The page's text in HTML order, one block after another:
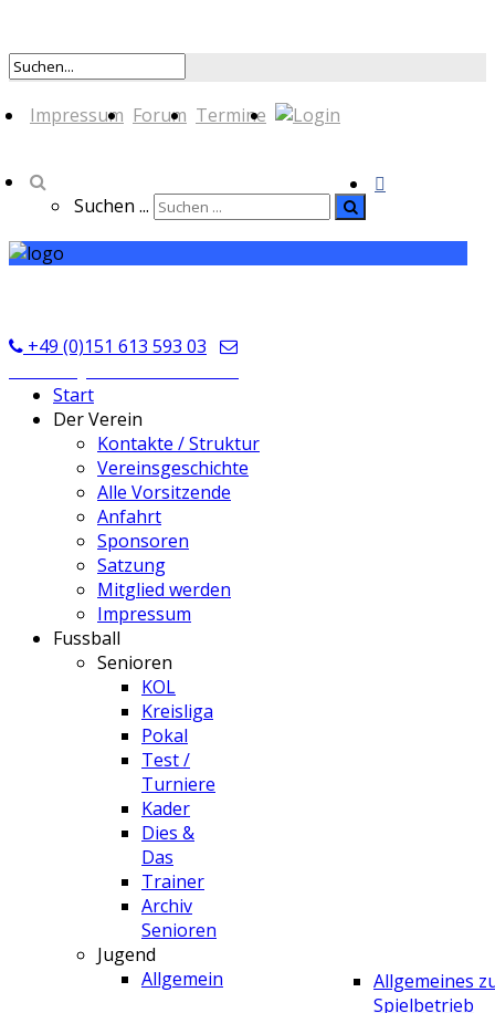
Impressum Forum Termine
Suchen ...
+49 (0)151 613 593 03
Start
Der Verein
Kontakte / Struktur
Vereinsgeschichte
Alle Vorsitzende
Anfahrt
Sponsoren
Satzung
Mitglied werden
Impressum
Fussball
Senioren
KOL
Kreisliga
Pokal
Test /
Turniere
Kader
Dies &
Das
Trainer
Archiv
Senioren
Jugend
Allgemein
Allgemeines
Spielbetrieb